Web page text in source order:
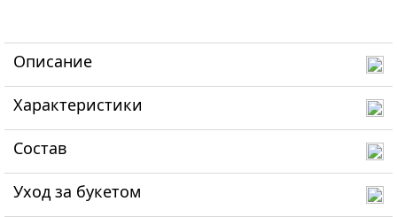
Описание
Характеристики
Состав
Уход за букетом